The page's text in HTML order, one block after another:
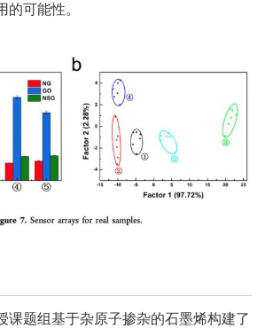
的可能性。
课题组基于杂原子掺杂的石墨烯构建了